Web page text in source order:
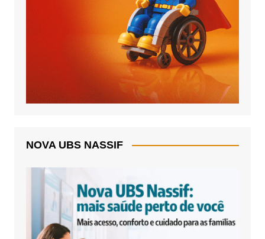
NOVA UBS NASSIF